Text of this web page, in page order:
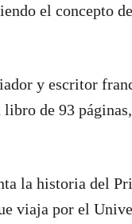
el concepto
y escritor
de 93
la historia del
viaja por el